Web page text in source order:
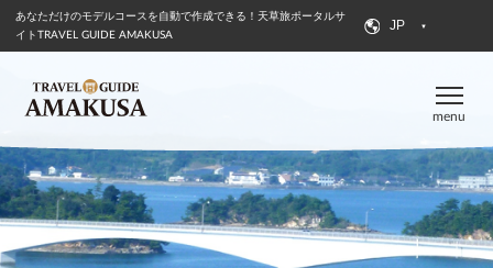
あなただけのモデルコースを自動で作成できる！ 天草旅ポータルサ
イトTRAVEL GUIDE AMAKUSA
JP
menu